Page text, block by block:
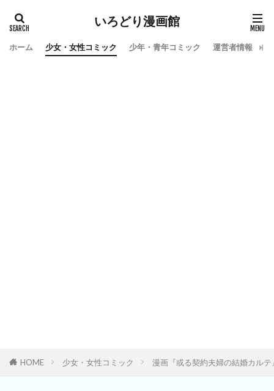
いろどり漫画館
ホーム 少女・女性コミック 少年・青年コミック 運営者情報
HOME 少女・女性コミック 漫画『或る契約夫婦の結婚カル